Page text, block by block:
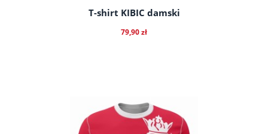
T-shirt KIBIC damski
79,90 zł
do koszyka